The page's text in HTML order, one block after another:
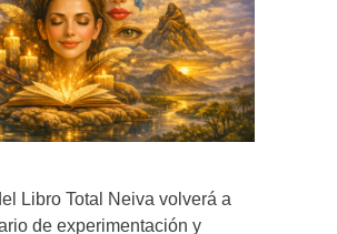
Libro Total Neiva volverá a
de experimentación y